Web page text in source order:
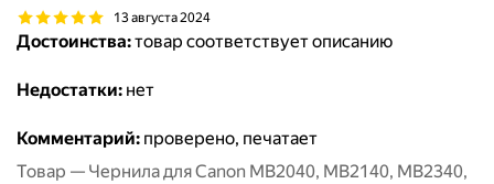
13 августа 2024
Достоинства:товар соответствует описанию
Недостатки: нет
Комментарий: проверено, печатает
Товар — Чернила для Canon MB2040, MB2140, MB2340,